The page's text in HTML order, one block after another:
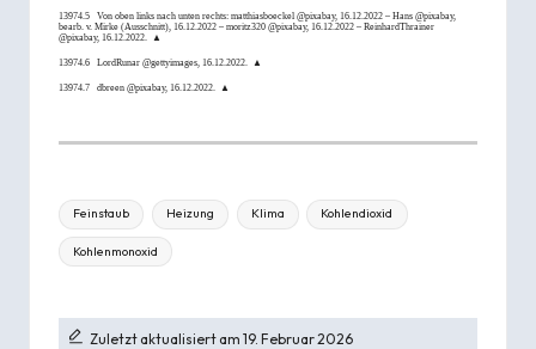
13974.5 Von oben links nach unten rechts: matthiasboeckel @pixabay, 16.12.2022 – Hans @pixabay,
bearb. v. Mirke (Ausschnitt), 16.12.2022 – moritz320 @pixabay, 16.12.2022 – ReinhardThrainer
@pixabay, 16.12.2022.
▲
13974.6 LordRunar @gettyimages, 16.12.2022. ▲
13974.7 dbreen @pixabay, 16.12.2022. ▲
Tags:
Feinstaub Heizung Klima Kohlendioxid
Kohlenmonoxid
Zuletzt aktualisiert am 19. Februar 2026